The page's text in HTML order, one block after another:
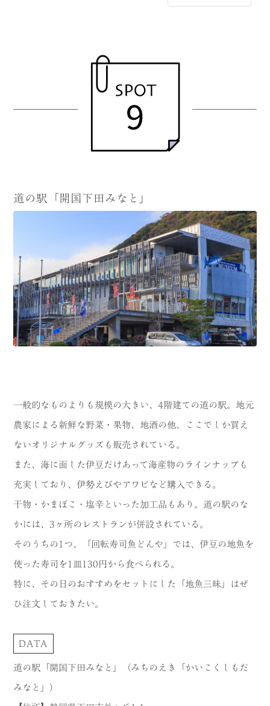
道の駅「開国下田みなと」
一般的なものよりも規模の大きい、4階建ての道の駅。地元
農家による新鮮な野菜・果物、地酒の他、ここでしか買え
ないオリジナルグッズも販売されている。
また、海に面した伊豆だけあって海産物のラインナップも
充実しており、伊勢えびやアワビなど購入できる。
干物・かまぼこ・塩辛といった加工品もあり。道の駅のな
かには、3ヶ所のレストランが併設されている。
そのうちの1つ、「回転寿司魚どんや」では、伊豆の地魚を
使った寿司を1皿130円から食べられる。
特に、その日のおすすめをセットにした「地魚三昧」はぜ
ひ注文しておきたい。
DATA
道の駅「開国下田みなと」（みちのえき「かいこくしもだ
みなと」）